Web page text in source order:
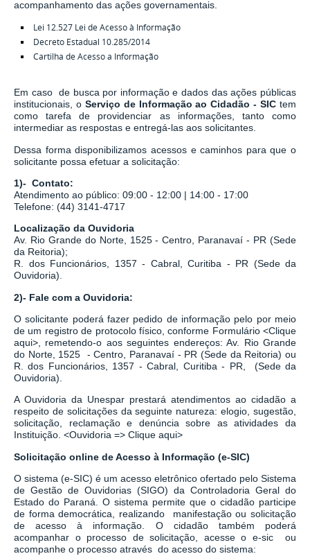
acompanhamento das ações governamentais.
Lei 12.527 Lei de Acesso à Informação
Decreto Estadual 10.285/2014
Cartilha de Acesso a Informação
Em caso de busca por informação e dados das ações públicas
institucionais, o Serviço de Informação ao Cidadão - SICtem
como tarefa de
providenciar as informações, tanto como
intermediar as respostas e entregá-las aos solicitantes.
Dessa forma disponibilizamos acessos e caminhos para que o
solicitante possa efetuar a solicitação:
1)- Contato:
Atendimento ao público: 09:00 - 12:00 | 14:00 - 17:00
Telefone: (44) 3141-4717
Localização da Ouvidoria
Av. Rio Grande do Norte, 1525 - Centro, Paranavaí - PR (Sede
da Reitoria);
R. dos Funcionários, 1357 - Cabral, Curitiba - PR (Sede da
Ouvidoria).
2)- Fale com a Ouvidoria:
O solicitante poderá fazer pedido de informação pelo por meio
de um registro de protocolo físico, conforme Formulário <Clique
aqui> , remetendo-o aos seguintes endereços: Av. Rio Grande
do Norte, 1525 - Centro, Paranavaí - PR (Sede da Reitoria) ou
R. dos Funcionários, 1357 - Cabral, Curitiba - PR,
(Sede da
Ouvidoria).
A Ouvidoria da Unespar prestará atendimentos ao cidadão a
respeito de solicitações da seguinte natureza: elogio, sugestão,
solicitação, reclamação e denúncia sobre as atividades da
Instituição. <Ouvidoria => Clique aqui>
Solicitação online de Acesso à Informação (e-SIC)
O sistema (e-SIC) é um acesso eletrônico ofertado pelo Sistema
de Gestão de Ouvidorias (SIGO) da Controladoria Geral do
Estado do Paraná. O sistema permite que o cidadão participe
de forma democrática, realizando manifestação ou solicitação
de acesso à informação. O cidadão também poderá
acompanhar o processo de solicitação, acesse o e-sic ou
acompanhe o processo através do acesso do sistema: